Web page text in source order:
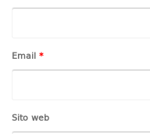
Email *
Sito web